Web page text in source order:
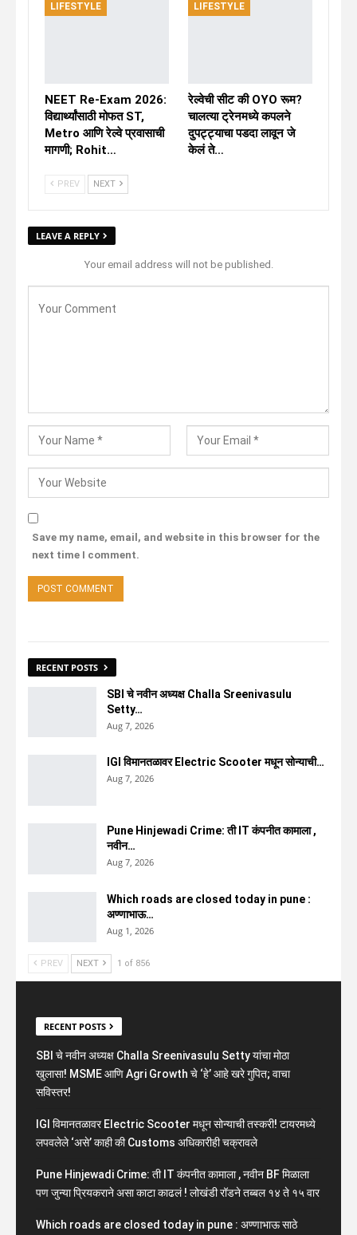
LIFESTYLE
NEET Re-Exam 2026:
विद्यार्थ्यांसाठी मोफत ST,
Metro आणि रेल्वे प्रवासाची
मागणी; Rohit…
LIFESTYLE
रेल्वेची सीट की OYO रूम?
चालत्या ट्रेनमध्ये कपलने
दुपट्ट्याचा पडदा लावून जे
केलं ते…
PREV NEXT
LEAVE A REPLY
Your email address will not be published.
Save my name, email, and website in this browser for the
next time I comment.
RECENT POSTS
SBI चे नवीन अध्यक्ष Challa Sreenivasulu
Setty…
Aug 7, 2026
IGI विमानतळावर Electric Scooter मधून सोन्याची…
Aug 7, 2026
Pune Hinjewadi Crime: ती IT कंपनीत कामाला ,
नवीन…
Aug 7, 2026
Which roads are closed today in pune :
अण्णाभाऊ…
Aug 1, 2026
PREV NEXT 1 of 856
RECENT POSTS
SBI चे नवीन अध्यक्ष Challa Sreenivasulu Setty यांचा मोठा
खुलासा! MSME आणि Agri Growth चे ‘हे’ आहे खरे गुपित; वाचा
सविस्तर!
IGI विमानतळावर Electric Scooter मधून सोन्याची तस्करी! टायरमध्ये
लपवलेले ‘असे’ काही की Customs अधिकारीही चक्रावले
Pune Hinjewadi Crime: ती IT कंपनीत कामाला , नवीन BF मिळाला
पण जुन्या प्रियकराने असा काटा काढलं ! लोखंडी रॉडने तब्बल १४ ते १५ वार
Which roads are closed today in pune : अण्णाभाऊ साठे